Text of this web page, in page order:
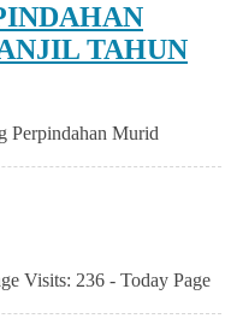
TAHUN
Perpindahan Murid
Visits: 236 - Today Page